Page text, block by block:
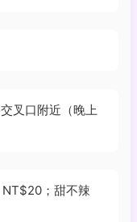
叉口附近（晚上
；甜不辣